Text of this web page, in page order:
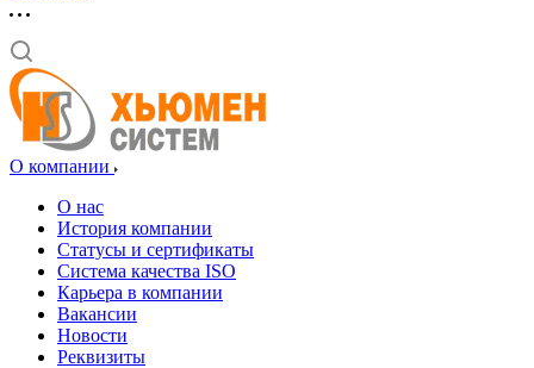
О компании
О нас
История компании
Статусы и сертификаты
Система качества ISO
Карьера в компании
Вакансии
Новости
Реквизиты